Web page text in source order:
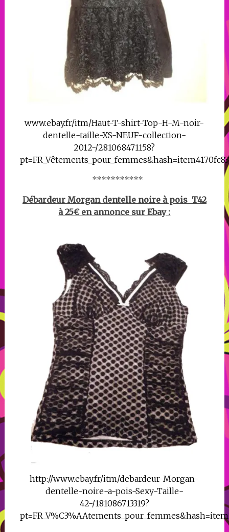
www.ebay.fr/itm/Haut-T-shirt-Top-H-M-noir-
dentelle-taille-XS-NEUF-collection-
2012-/281068471158?
***********
Débardeur Morgan dentelle noire à pois T42
à 25€ en annonce sur Ebay :
http://www.ebay.fr/itm/debardeur-Morgan-
dentelle-noire-a-pois-Sexy-Taille-
42-/181086713319?